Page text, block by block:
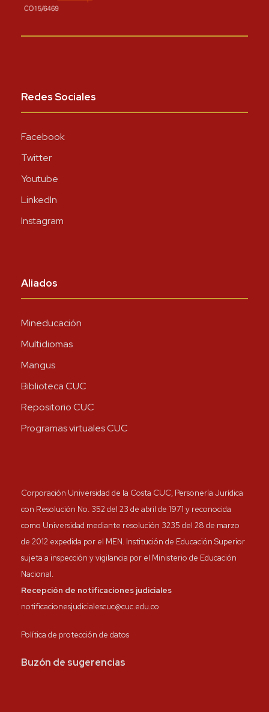
Redes Sociales
Facebook
Twitter
Youtube
LinkedIn
Instagram
Aliados
Mineducación
Multidiomas
Mangus
Biblioteca CUC
Repositorio CUC
Programas virtuales CUC
Corporación Universidad de la Costa CUC, Personería Jurídica
con Resolución No. 352 del 23 de abril de 1971 y reconocida
como Universidad mediante resolución 3235 del 28 de marzo
de 2012 expedida por el MEN. Institución de Educación Superior
sujeta a inspección y vigilancia por el Ministerio de Educación
Nacional.
Recepción de notificaciones judiciales
notificacionesjudicialescuc@cuc.edu.co
Política de protección de datos
Buzón de sugerencias